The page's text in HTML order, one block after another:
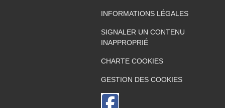
INFORMATIONS LÉGALES
SIGNALER UN CONTENU
INAPPROPRIÉ
CHARTE COOKIES
GESTION DES COOKIES